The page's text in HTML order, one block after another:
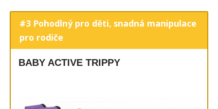
#3 Pohodlný pro děti, snadná manipulace
pro rodiče
BABY ACTIVE TRIPPY